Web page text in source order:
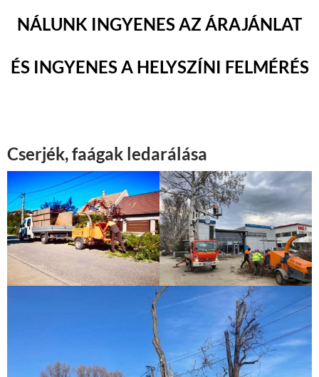
NÁLUNK INGYENES AZ ÁRAJÁNLAT
ÉS INGYENES A HELYSZÍNI FELMÉRÉS
Cserjék, faágak ledarálása